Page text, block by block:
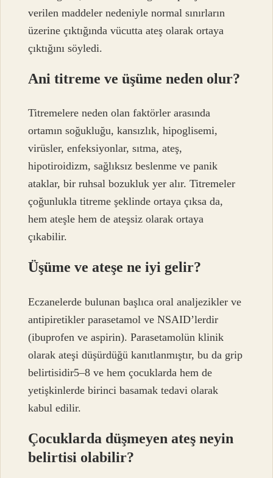
verilen maddeler nedeniyle normal sınırların
üzerine çıktığında vücutta ateş olarak ortaya
çıktığını söyledi.
Ani titreme ve üşüme neden olur?
Titremelere neden olan faktörler arasında
ortamın soğukluğu, kansızlık, hipoglisemi,
virüsler, enfeksiyonlar, sıtma, ateş,
hipotiroidizm, sağlıksız beslenme ve panik
ataklar, bir ruhsal bozukluk yer alır. Titremeler
çoğunlukla titreme şeklinde ortaya çıksa da,
hem ateşle hem de ateşsiz olarak ortaya
çıkabilir.
Üşüme ve ateşe ne iyi gelir?
Eczanelerde bulunan başlıca oral analjezikler ve
antipiretikler parasetamol ve NSAID’lerdir
(ibuprofen ve aspirin). Parasetamolün klinik
olarak ateşi düşürdüğü kanıtlanmıştır, bu da grip
belirtisidir5–8 ve hem çocuklarda hem de
yetişkinlerde birinci basamak tedavi olarak
kabul edilir.
Çocuklarda düşmeyen ateş neyin
belirtisi olabilir?